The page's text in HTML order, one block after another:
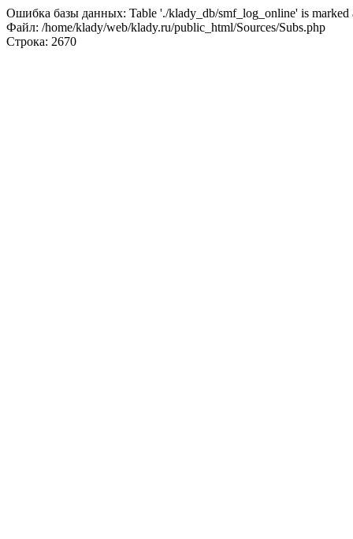
Ошибка базы данных: Table './klady_db/smf_log_online' is marked
Файл: /home/klady/web/klady.ru/public_html/Sources/Subs.php
Строка: 2670